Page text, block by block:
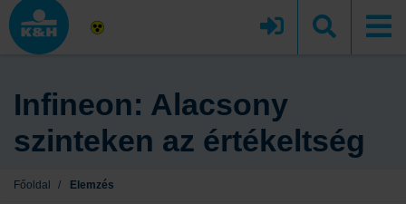
Infineon: Alacsony
szinteken az értékeltség
Főoldal / Elemzés